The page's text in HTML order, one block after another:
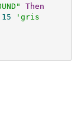
Then
15
'gris